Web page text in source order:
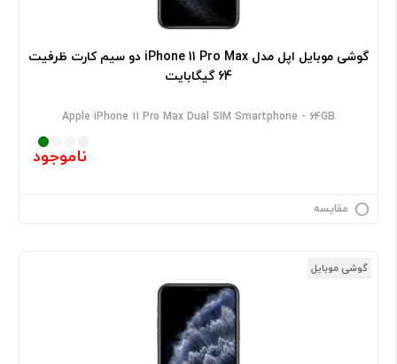
گوشی موبایل اپل مدل iPhone 11 Pro Max دو سیم‌ کارت ظرفیت
64 گیگابایت
Apple iPhone 11 Pro Max Dual SIM Smartphone - 64GB
ناموجود
مقایسه
گوشی موبایل